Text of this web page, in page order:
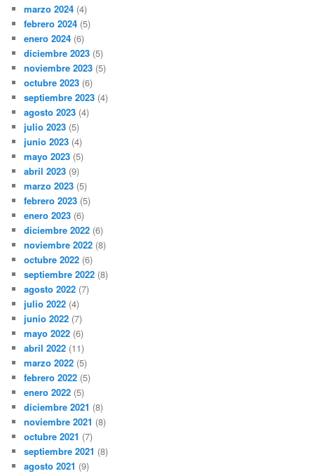
marzo 2024 (4)
febrero 2024 (5)
enero 2024 (6)
diciembre 2023 (5)
noviembre 2023 (5)
octubre 2023 (6)
septiembre 2023 (4)
agosto 2023 (4)
julio 2023 (5)
junio 2023 (4)
mayo 2023 (5)
abril 2023 (9)
marzo 2023 (5)
febrero 2023 (5)
enero 2023 (6)
diciembre 2022 (6)
noviembre 2022 (8)
octubre 2022 (6)
septiembre 2022 (8)
agosto 2022 (7)
julio 2022 (4)
junio 2022 (7)
mayo 2022 (6)
abril 2022 (11)
marzo 2022 (5)
febrero 2022 (5)
enero 2022 (5)
diciembre 2021 (8)
noviembre 2021 (8)
octubre 2021 (7)
septiembre 2021 (8)
agosto 2021 (9)